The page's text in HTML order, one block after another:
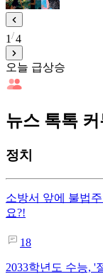
1 4
오늘 급상승
뉴스 톡톡 커
정치
소방서 앞에 불법
요?!
18
2033학년도 수능, '